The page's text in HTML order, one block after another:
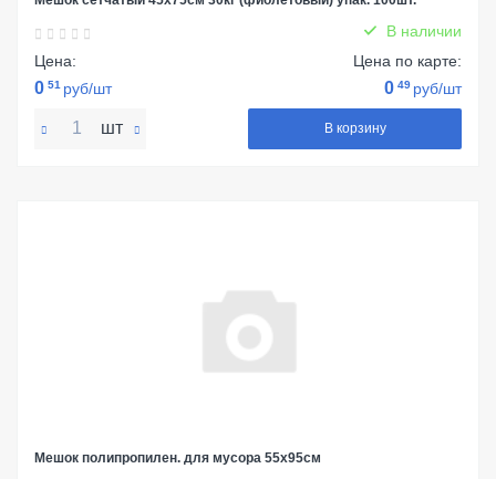
В наличии
Цена:
0 51 руб/шт
Цена по карте:
0 49 руб/шт
шт В корзину
Мешок полипропилен. для мусора 55x95см